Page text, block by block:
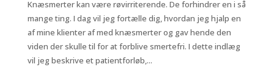
Knæsmerter kan være røvirriterende. De forhindrer en i så
mange ting. I dag vil jeg fortælle dig, hvordan jeg hjalp en
af mine klienter af med knæsmerter og gav hende den
viden der skulle til for at forblive smertefri. I dette indlæg
vil jeg beskrive et patientforløb,...